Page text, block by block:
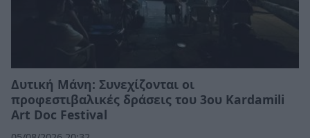
Δυτική Μάνη: Συνεχίζονται οι
προφεστιβαλικές δράσεις του 3ου Kardamili
Art Doc Festival